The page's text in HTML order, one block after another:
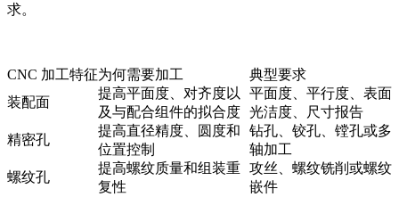
求。
CNC 加工特征为何需要加工
典型要求
装配面
提高平面度、对齐度以
及与配合组件的拟合度
平面度、平行度、表面
光洁度、尺寸报告
精密孔
提高直径精度、圆度和
位置控制
钻孔、铰孔、镗孔或多
轴加工
螺纹孔
提高螺纹质量和组装重
复性
攻丝、螺纹铣削或螺纹
嵌件